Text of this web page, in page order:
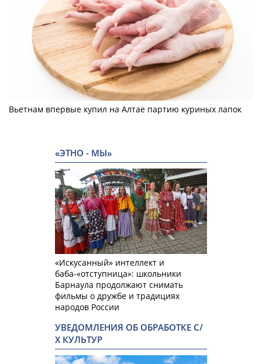
Вьетнам впервые купил на Алтае партию куриных лапок
«ЭТНО - МЫ»
«Искусанный» интеллект и
баба-«отступница»: школьники
Барнаула продолжают снимать
фильмы о дружбе и традициях
народов России
УВЕДОМЛЕНИЯ ОБ ОБРАБОТКЕ С/
Х КУЛЬТУР